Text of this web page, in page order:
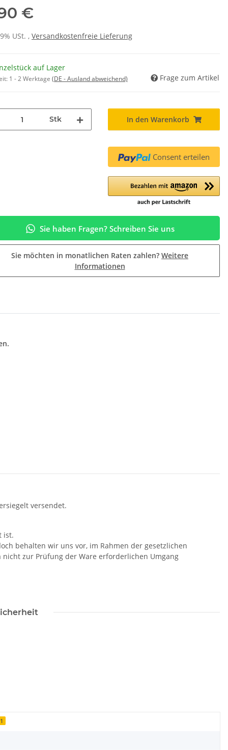
€
USt. , Versandkostenfreie Lieferung
auf Lager
1 - 2 Werktage (DE - Ausland abweichend) Frage zum Artikel
Stk In den Warenkorb
Consent erteilen
Sie haben Fragen? Schreiben Sie uns
Sie möchten in monatlichen Raten zahlen? Weitere
Informationen
versendet.
ist.
behalten wir uns vor, im Rahmen der gesetzlichen
zur Prüfung der Ware erforderlichen Umgang